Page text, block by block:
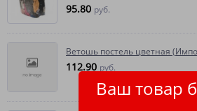
Ваш товар
95.80 руб.
Ветошь постель цветная
112.90 руб.